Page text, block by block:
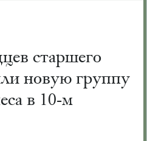
старшего
новую группу
в 10-м